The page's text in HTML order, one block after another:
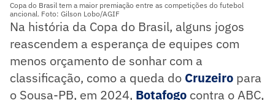
Copa do Brasil tem a maior premiação entre as competições do futebol
ancional. Foto: Gilson Lobo/AGIF
Na história da Copa do Brasil, alguns jogos
reascendem a esperança de equipes com
menos orçamento de sonhar com a
classificação, como a queda do Cruzeiro para
o Sousa-PB, em 2024, Botafogo contra o ABC,